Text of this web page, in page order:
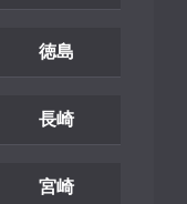
徳島
長崎
宮崎